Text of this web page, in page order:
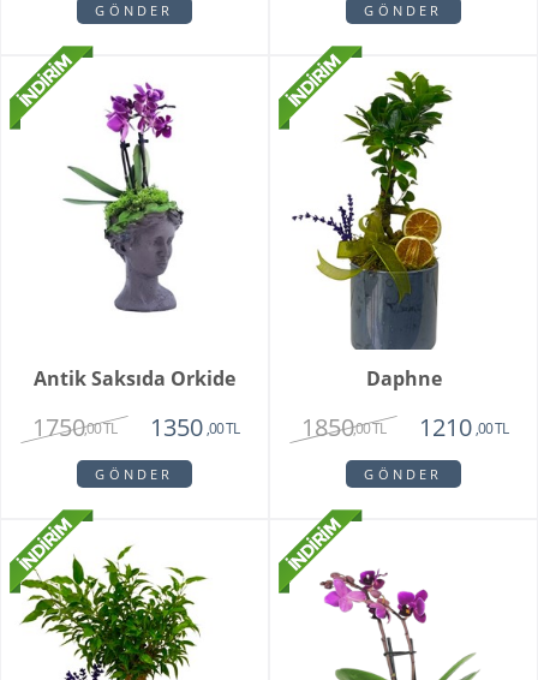
GÖNDER GÖNDER
Antik Saksıda Orkide
1750,00 TL 1350 ,00 TL
GÖNDER
Daphne
1850,00 TL 1210 ,00 TL
GÖNDER